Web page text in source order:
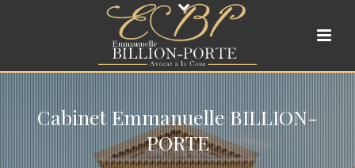
Cabinet Emmanuelle BILLION-
PORTE